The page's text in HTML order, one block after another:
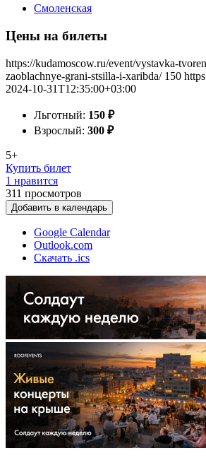
Смоленская
Цены на билеты
https://kudamoscow.ru/event/vystavka-
zaoblachnye-grani-stsilla-i-xaribda/ 150
2024-10-31T12:35:00+03:00
Льготный: 150 ₽
Взрослый: 300 ₽
5+
Купить билет
1 нравится
311 просмотров
Добавить в календарь
Google Calendar
Outlook.com
Скачать .ics